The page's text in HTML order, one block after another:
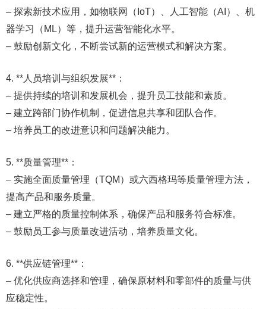
– 探索新技术应用，如物联网（IoT）、人工智能（AI）、机
器学习（ML）等，提升运营智能化水平。
– 鼓励创新文化，不断尝试新的运营模式和解决方案。
4. **人员培训与组织发展**：
– 提供持续的培训和发展机会，提升员工技能和素质。
– 建立跨部门协作机制，促进信息共享和团队合作。
– 培养员工的改进意识和问题解决能力。
5. **质量管理**：
– 实施全面质量管理（TQM）或六西格玛等质量管理方法，
提高产品和服务质量。
– 建立严格的质量控制体系，确保产品和服务符合标准。
– 鼓励员工参与质量改进活动，培养质量文化。
6. **供应链管理**：
– 优化供应商选择和管理，确保原材料和零部件的质量与供
应稳定性。